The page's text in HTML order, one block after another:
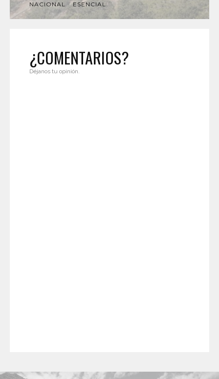
NACIONAL ESENCIAL
¿COMENTARIOS?
Déjanos tu opinión.